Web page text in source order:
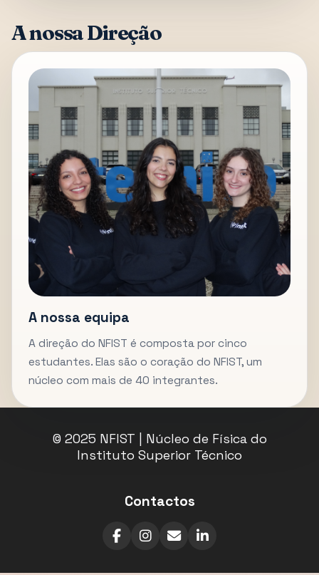
A nossa Direção
A nossa equipa
A direção do NFIST é composta por cinco
estudantes. Elas são o coração do NFIST, um
núcleo com mais de 40 integrantes.
© 2025 NFIST | Núcleo de Física do
Instituto Superior Técnico
Contactos